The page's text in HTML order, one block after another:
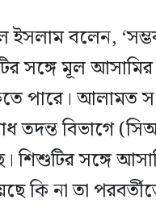
বলেন,
সঙ্গে মূল
পারে। আলামত
তদন্ত বিভাগে
শিশুটির সঙ্গে
কি না তা